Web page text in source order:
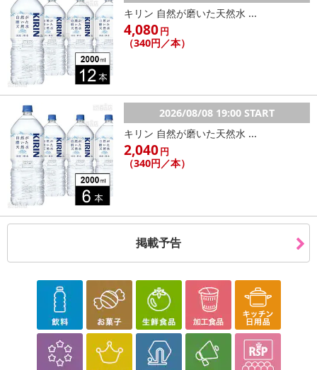
キリン 自然が磨いた天然水 ...
4,080円
（340円／本）
2026/08/08 19:00 START
キリン 自然が磨いた天然水 ...
2,040円
（340円／本）
掲載予告